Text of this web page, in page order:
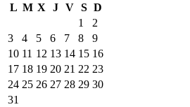
L M X J V S D
1
2
3
4 5 6 7 8
9
10 11 12 13 14 15 16
17 18 19 20 21 22 23
24 25 26 27 28 29 30
31